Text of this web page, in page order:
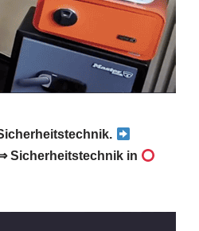
Sicherheitstechnik in